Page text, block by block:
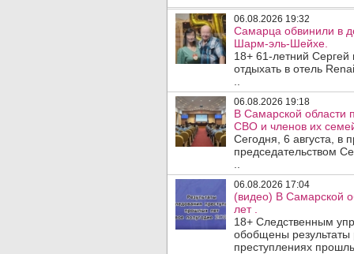
06.08.2026 19:32
Самарца обвинили в
Шарм-эль-Шейхе.
18+ 61-летний
отдыхать в отель
06.08.2026 19:18
В Самарской области
СВО и членов их
Сегодня, 6 августа, в
председательством
06.08.2026 17:04
(видео) В Самарской
лет .
18+ Следственным
обобщены результаты
преступлениях